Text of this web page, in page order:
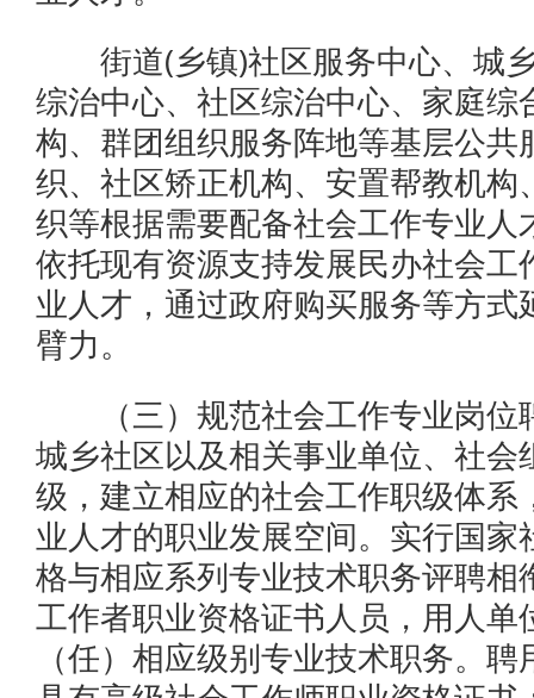
街道(乡镇)社区服务中心、城
综治中心、社区综治中心、家庭
构、群团组织服务阵地等基层公
织、社区矫正机构、安置帮教机
织等根据需要配备社会工作专业
依托现有资源支持发展民办社会
业人才，通过政府购买服务等方
臂力。
（三）规范社会工作专业岗位
城乡社区以及相关事业单位、社
级，建立相应的社会工作职级体
业人才的职业发展空间。实行国
格与相应系列专业技术职务评聘
工作者职业资格证书人员，用人
（任）相应级别专业技术职务。